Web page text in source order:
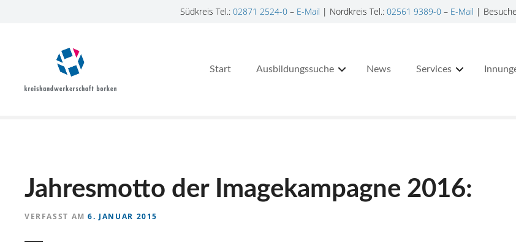
Südkreis Tel.: 02871 2524-0– E-Mail | Nordkreis Tel.: 02561 9389-0– E-Mail |
Start Ausbildungssuche News Services
Jahresmotto der Imagekampagne 2016:
VERFASST AM 6. JANUAR 2015